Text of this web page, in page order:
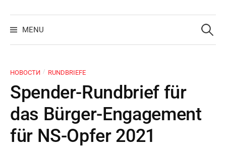
MENU
Search
for:
НОВОСТИ / RUNDBRIEFE
Spender-Rundbrief für
das Bürger-Engagement
für NS-Opfer 2021